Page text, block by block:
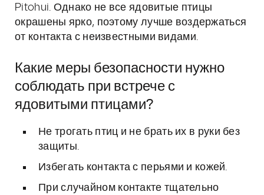
Pitohui. Однако не все ядовитые птицы
окрашены ярко, поэтому лучше воздержаться
от контакта с неизвестными видами.
Какие меры безопасности нужно
соблюдать при встрече с
ядовитыми птицами?
Не трогать птиц и не брать их в руки без
защиты.
Избегать контакта с перьями и кожей.
При случайном контакте тщательно